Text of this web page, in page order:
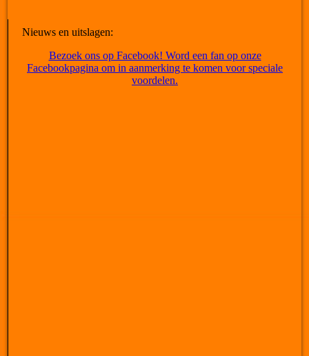
Nieuws en uitslagen:
Bezoek ons op Facebook! Word een fan op onze
Facebookpagina om in aanmerking te komen voor speciale
voordelen.